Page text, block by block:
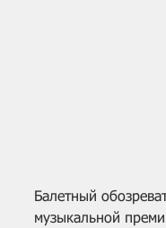
Балетный
музыкальной